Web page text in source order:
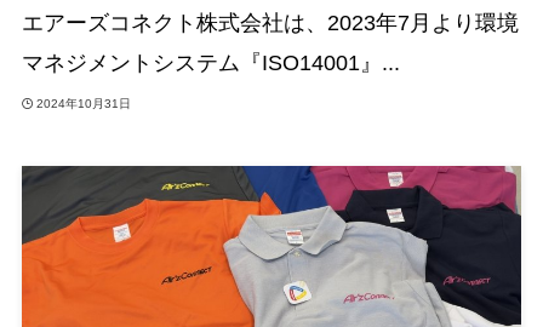
エアーズコネクト株式会社は、2023年7月より環境
マネジメントシステム『ISO14001』...
2024年10月31日